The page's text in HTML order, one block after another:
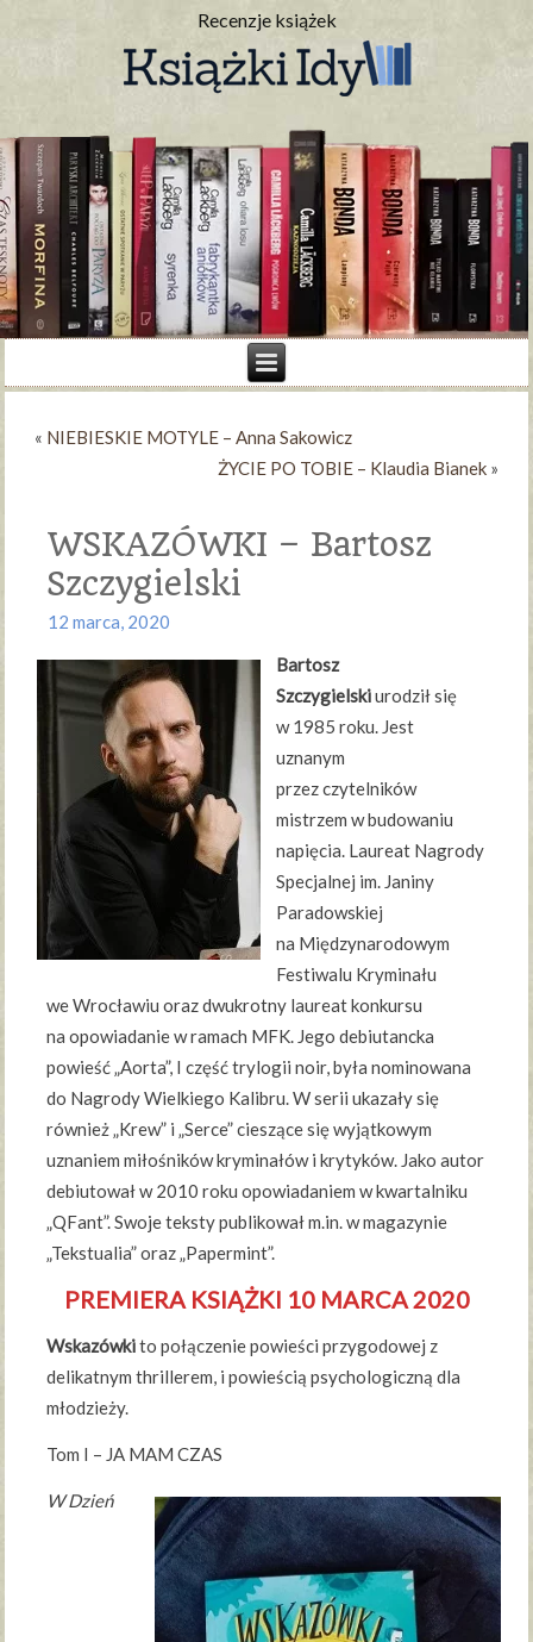
Recenzje książek
« NIEBIESKIE MOTYLE – Anna Sakowicz
ŻYCIE PO TOBIE – Klaudia Bianek»
WSKAZÓWKI – Bartosz
Szczygielski
12 marca, 2020
Bartosz
Szczygielskiurodził się
w 1985 roku. Jest
uznanym
przez czytelników
mistrzem w budowaniu
napięcia. Laureat Nagrody
Specjalnej im. Janiny
Paradowskiej
na Międzynarodowym
Festiwalu Kryminału
we Wrocławiu oraz dwukrotny laureat konkursu
na opowiadanie w ramach MFK. Jego debiutancka
powieść „Aorta”, I część trylogii noir, była nominowana
do Nagrody Wielkiego Kalibru. W serii ukazały się
również „Krew” i „Serce” cieszące się wyjątkowym
uznaniem miłośników kryminałów i krytyków. Jako autor
debiutował w 2010 roku opowiadaniem w kwartalniku
„QFant”. Swoje teksty publikował m.in. w magazynie
„Tekstualia” oraz „Papermint”.
PREMIERA KSIĄŻKI 10 MARCA 2020
Wskazówkito połączenie powieści przygodowej z
delikatnym thrillerem, i powieścią psychologiczną dla
młodzieży.
Tom I – JA MAM CZAS
W Dzień